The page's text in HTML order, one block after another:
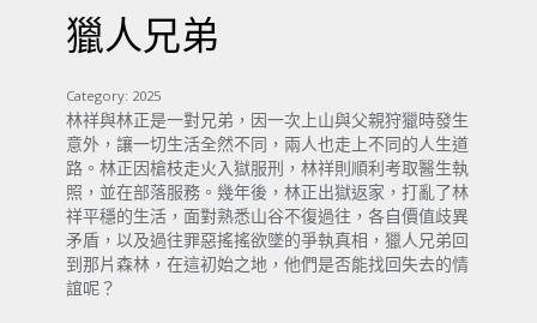
獵人兄弟
Category: 2025
林祥與林正是一對兄弟，因一次上山與父親狩獵時發生
意外，讓一切生活全然不同，兩人也走上不同的人生道
路。林正因槍枝走火入獄服刑，林祥則順利考取醫生執
照，並在部落服務。幾年後，林正出獄返家，打亂了林
祥平穩的生活，面對熟悉山谷不復過往，各自價值歧異
矛盾，以及過往罪惡搖搖欲墜的爭執真相，獵人兄弟回
到那片森林，在這初始之地，他們是否能找回失去的情
誼呢？